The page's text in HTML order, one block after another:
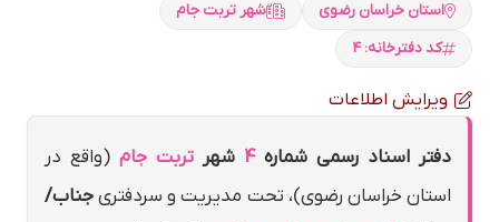
استان خراسان رضوي
شهر تربت جام
کد دفترخانه: 4
ویرایش اطلاعات
دفتر اسناد رسمی شماره4 شهر تربت جام (واقع در
استان خراسان رضوي)، تحت مدیریت و سردفتریجناب/